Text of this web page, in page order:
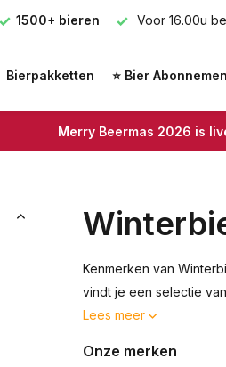
1500+ bieren Voor 16.00u
Bierpakketten ⭐ Bier
Merry Beermas 2026 is
Kenmerken van
vindt je een selectie
Lees meer
Onze merken